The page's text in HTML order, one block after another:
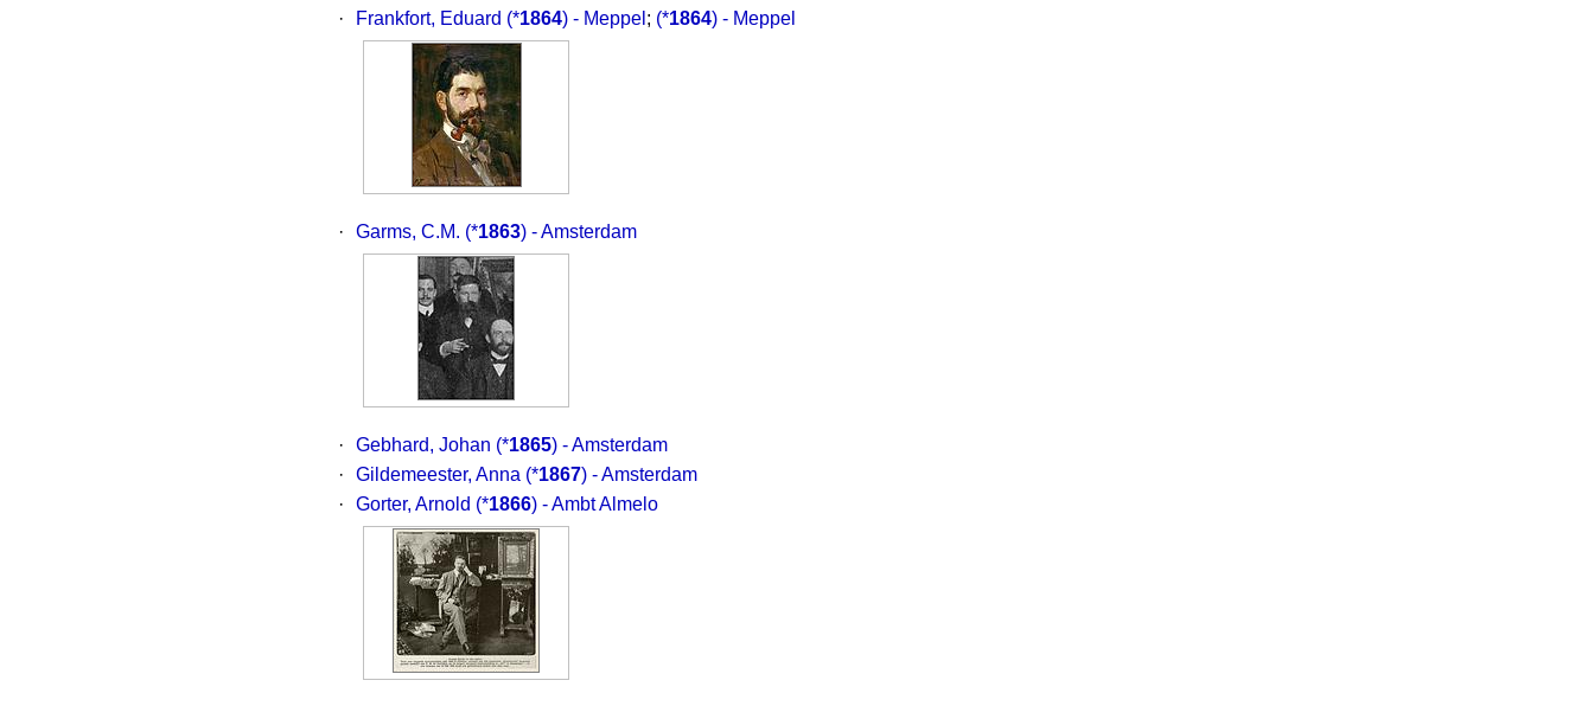
·
Frankfort, Eduard (*1864) - Meppel ; (*1864) - Meppel
· Garms, C.M. (*1863) - Amsterdam
· Gebhard, Johan (*1865) - Amsterdam
·
Gildemeester, Anna (*1867) - Amsterdam
·
Gorter, Arnold (*1866) - Ambt Almelo